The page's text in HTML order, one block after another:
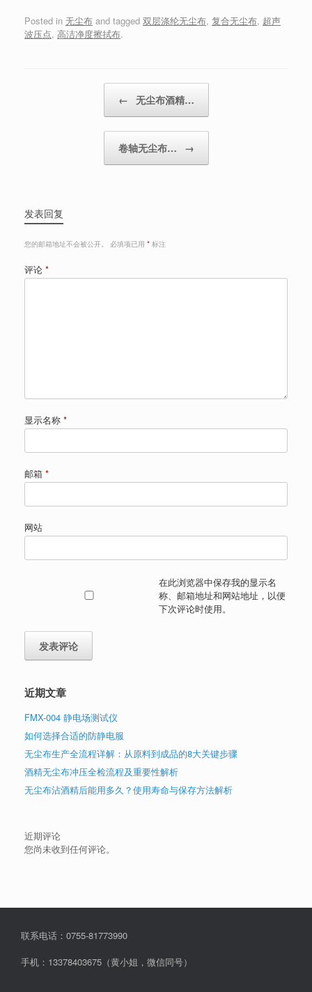
Posted in 无尘布 and tagged 双层涤纶无尘布, 复合无尘布, 超声
波压点, 高洁净度擦拭布.
← 无尘布酒精…
卷轴无尘布… →
发表回复
您的邮箱地址不会被公开。 必填项已用 * 标注
评论 *
显示名称 *
邮箱 *
网站
在此浏览器中保存我的显示名
称、邮箱地址和网站地址，以便
下次评论时使用。
近期文章
FMX-004 静电场测试仪
如何选择合适的防静电服
无尘布生产全流程详解：从原料到成品的8大关键步骤
酒精无尘布冲压全检流程及重要性解析
无尘布沾酒精后能用多久？使用寿命与保存方法解析
近期评论
您尚未收到任何评论。
联系电话：0755-81773990
手机：13378403675（黄小姐，微信同号）